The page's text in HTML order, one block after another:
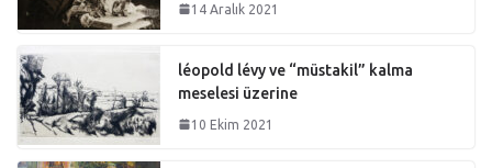
14 Aralık 2021
léopold lévy ve “müstakil” kalma
meselesi üzerine
10 Ekim 2021